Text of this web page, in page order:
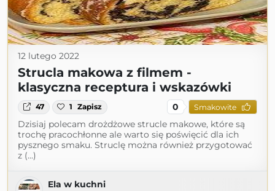
12 lutego 2022
Strucla makowa z filmem -
klasyczna receptura i wskazówki
47 1 Zapisz 0 Smakowite
Dzisiaj polecam drożdżowe strucle makowe, które są
trochę pracochłonne ale warto się poświęcić dla ich
pysznego smaku. Struclę można również przygotować
z (...)
Ela w kuchni